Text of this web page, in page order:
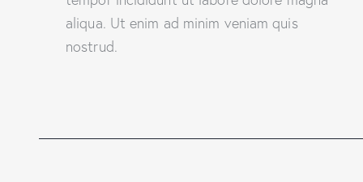
aliqua. Ut enim ad minim veniam quis
nostrud.